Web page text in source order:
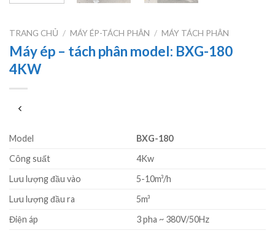
TRANG CHỦ / MÁY ÉP-TÁCH PHÂN / MÁY TÁCH PHÂN
Máy ép – tách phân model: BXG-180
4KW
Model
BXG-180
Công suất
4Kw
Lưu lượng đầu vào
5-10m³/h
Lưu lượng đầu ra
5m³
Điện áp
3 pha ~ 380V/50Hz